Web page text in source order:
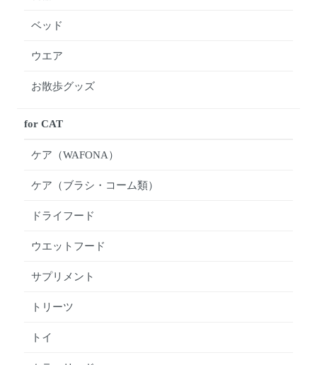
ベッド
ウエア
お散歩グッズ
for CAT
ケア（WAFONA）
ケア（ブラシ・コーム類）
ドライフード
ウエットフード
サプリメント
トリーツ
トイ